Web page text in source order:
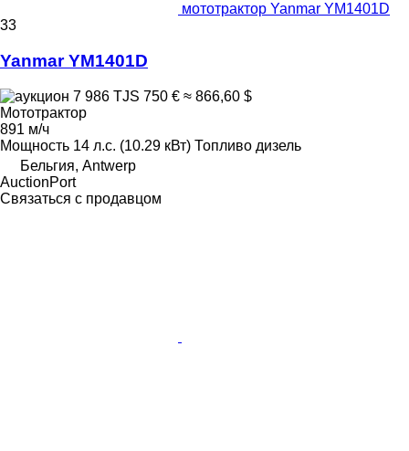
мототрактор Yanmar YM1401D
33
Yanmar YM1401D
7 986 TJS 750 € ≈ 866,60 $
Мототрактор
891 м/ч
Мощность 14 л.с. (10.29 кВт) Топливо дизель
Бельгия, Antwerp
AuctionPort
Связаться с продавцом